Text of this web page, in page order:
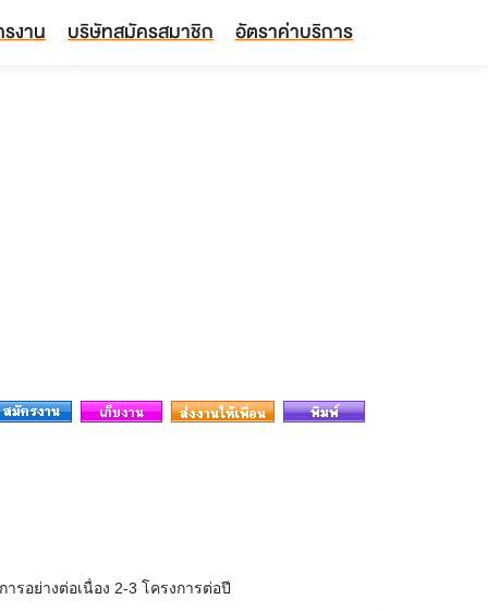
งาน บริษัทสมัครสมาชิก อัตราค่าบริการ
อย่างต่อเนื่อง 2-3 โครงการต่อปี